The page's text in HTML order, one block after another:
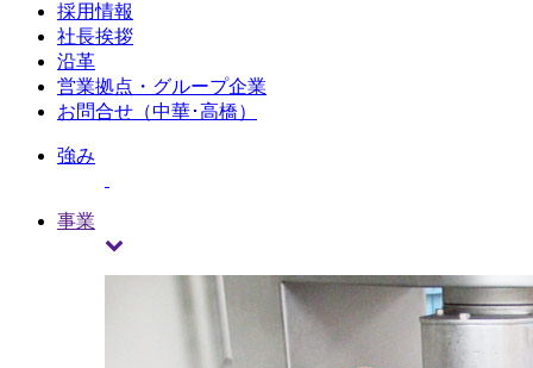
採用情報
社長挨拶
沿革
営業拠点・グループ企業
お問合せ（中華･高橋）
強み
事業